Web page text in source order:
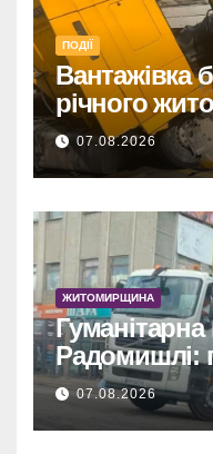
ПОДІЇ
Вантажівка
річного
травмовано
07.08.2026
ЖИТОМИРЩИНА
Гуманітарна
Радомишлі:
об’єкта.
07.08.2026